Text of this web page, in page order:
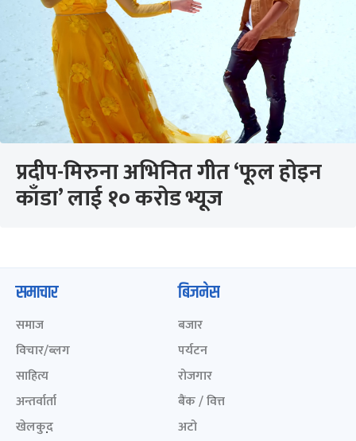
प्रदीप-मिरुना अभिनित गीत ‘फूल होइन
काँडा’ लाई १० करोड भ्यूज
समाचार
समाज
विचार/ब्लग
साहित्य
अन्तर्वार्ता
खेलकुद़़
बिजनेस
बजार
पर्यटन
रोजगार
बैंक / वित्त
अटो